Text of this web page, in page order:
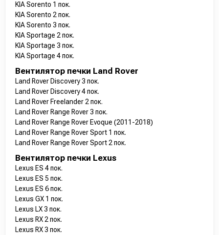
KIA Sorento 1 пок.
KIA Sorento 2 пок.
KIA Sorento 3 пок.
KIA Sportage 2 пок.
KIA Sportage 3 пок.
KIA Sportage 4 пок.
Вентилятор печки Land Rover
Land Rover Discovery 3 пок.
Land Rover Discovery 4 пок.
Land Rover Freelander 2 пок.
Land Rover Range Rover 3 пок.
Land Rover Range Rover Evoque (2011-2018)
Land Rover Range Rover Sport 1 пок.
Land Rover Range Rover Sport 2 пок.
Вентилятор печки Lexus
Lexus ES 4 пок.
Lexus ES 5 пок.
Lexus ES 6 пок.
Lexus GX 1 пок.
Lexus LX 3 пок.
Lexus RX 2 пок.
Lexus RX 3 пок.